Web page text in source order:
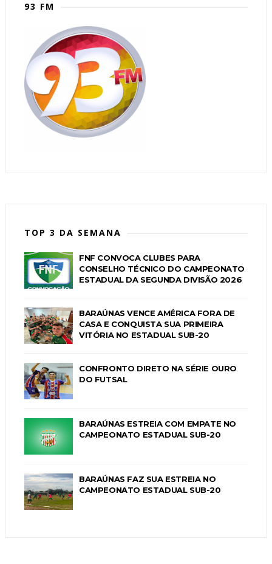
93 FM
TOP 3 DA SEMANA
FNF CONVOCA CLUBES PARA
CONSELHO TÉCNICO DO CAMPEONATO
ESTADUAL DA SEGUNDA DIVISÃO 2026
BARAÚNAS VENCE AMÉRICA FORA DE
CASA E CONQUISTA SUA PRIMEIRA
VITÓRIA NO ESTADUAL SUB-20
CONFRONTO DIRETO NA SÉRIE OURO
DO FUTSAL
BARAÚNAS ESTREIA COM EMPATE NO
CAMPEONATO ESTADUAL SUB-20
BARAÚNAS FAZ SUA ESTREIA NO
CAMPEONATO ESTADUAL SUB-20